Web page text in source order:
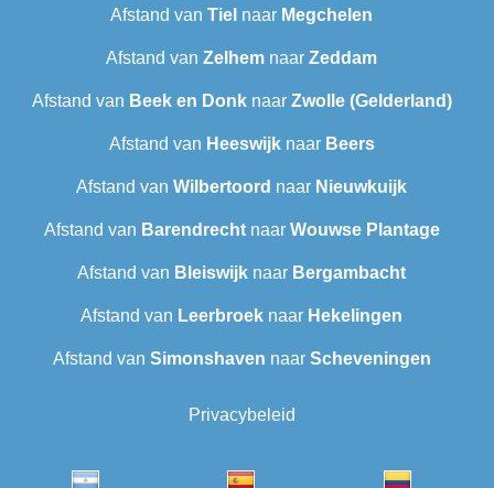
Afstand van Tiel naar Megchelen
Afstand van Zelhem naar Zeddam
Afstand van Beek en Donknaar Zwolle (Gelderland)
Afstand van Heeswijknaar Beers
Afstand van Wilbertoord naar Nieuwkuijk
Afstand van Barendrecht‎naar Wouwse Plantage
Afstand van Bleiswijk naar Bergambacht
Afstand van Leerbroek naar Hekelingen
Afstand van Simonshaven naar Scheveningen‎
Privacybeleid